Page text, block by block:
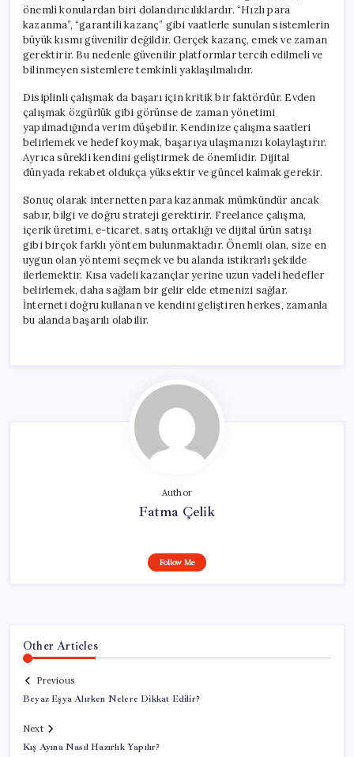
önemli konulardan biri dolandırıcılıklardır. “Hızlı para
kazanma”, “garantili kazanç” gibi vaatlerle sunulan sistemlerin
büyük kısmı güvenilir değildir. Gerçek kazanç, emek ve zaman
gerektirir. Bu nedenle güvenilir platformlar tercih edilmeli ve
bilinmeyen sistemlere temkinli yaklaşılmalıdır.
Disiplinli çalışmak da başarı için kritik bir faktördür. Evden
çalışmak özgürlük gibi görünse de zaman yönetimi
yapılmadığında verim düşebilir. Kendinize çalışma saatleri
belirlemek ve hedef koymak, başarıya ulaşmanızı kolaylaştırır.
Ayrıca sürekli kendini geliştirmek de önemlidir. Dijital
dünyada rekabet oldukça yüksektir ve güncel kalmak gerekir.
Sonuç olarak internetten para kazanmak mümkündür ancak
sabır, bilgi ve doğru strateji gerektirir. Freelance çalışma,
içerik üretimi, e-ticaret, satış ortaklığı ve dijital ürün satışı
gibi birçok farklı yöntem bulunmaktadır. Önemli olan, size en
uygun olan yöntemi seçmek ve bu alanda istikrarlı şekilde
ilerlemektir. Kısa vadeli kazançlar yerine uzun vadeli hedefler
belirlemek, daha sağlam bir gelir elde etmenizi sağlar.
İnterneti doğru kullanan ve kendini geliştiren herkes, zamanla
bu alanda başarılı olabilir.
Author
Fatma Çelik
Follow Me
Other Articles
Previous
Beyaz Eşya Alırken Nelere Dikkat Edilir?
Next
Kış Ayına Nasıl Hazırlık Yapılır?